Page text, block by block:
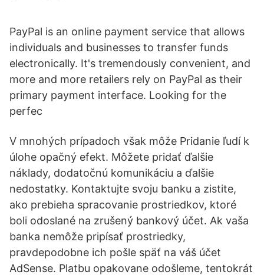
PayPal is an online payment service that allows
individuals and businesses to transfer funds
electronically. It's tremendously convenient, and
more and more retailers rely on PayPal as their
primary payment interface. Looking for the
perfec
V mnohých prípadoch však môže Pridanie ľudí k
úlohe opačný efekt. Môžete pridať ďalšie
náklady, dodatočnú komunikáciu a ďalšie
nedostatky. Kontaktujte svoju banku a zistite,
ako prebieha spracovanie prostriedkov, ktoré
boli odoslané na zrušený bankový účet. Ak vaša
banka nemôže pripísať prostriedky,
pravdepodobne ich pošle späť na váš účet
AdSense. Platbu opakovane odošleme, tentokrát